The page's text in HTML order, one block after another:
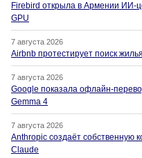
Firebird открыла в Армении ИИ-
GPU
7 августа 2026
Airbnb протестирует поиск
7 августа 2026
Google показала офлайн-
Gemma 4
7 августа 2026
Anthropic создаёт собственную
Claude